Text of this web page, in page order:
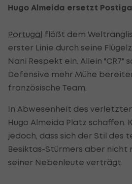
Hugo Almeida ersetzt Postiga
Portugal flößt dem
erster Linie durch seine
Nani Respekt ein. Allein "CR7"
Defensive mehr Mühe
französische Team.
In Abwesenheit des
Hugo Almeida Platz schaffen.
jedoch, dass sich der Stil des
Besiktas-Stürmers aber nicht
seiner Nebenleute verträgt.